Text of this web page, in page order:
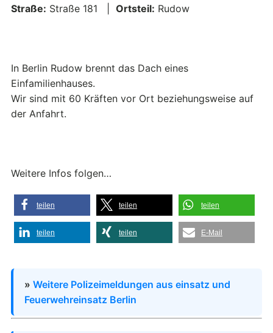
Straße: Straße 181 | Ortsteil: Rudow
In Berlin Rudow brennt das Dach eines
Einfamilienhauses.
Wir sind mit 60 Kräften vor Ort beziehungsweise auf
der Anfahrt.
Weitere Infos folgen…
teilen teilen teilen
teilen teilen E-Mail
» Weitere Polizeimeldungen aus einsatz und
Feuerwehreinsatz Berlin